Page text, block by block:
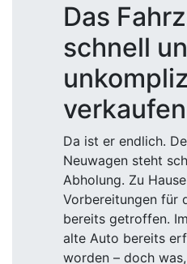
Das
schnell
verkaufen
Da ist er endlich.
Neuwagen steht
Abholung. Zu
Vorbereitungen für
bereits getroffen.
alte Auto bereits
worden – doch